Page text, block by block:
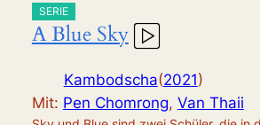
SERIE
A Blue Sky
Kambodscha(2021)
Mit: Pen Chomrong, Van Thaii